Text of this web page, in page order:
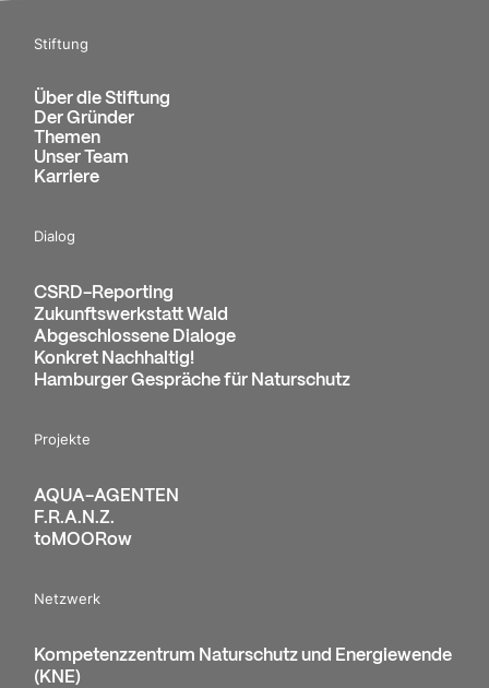
Stiftung
Über die Stiftung
Der Gründer
Themen
Unser Team
Karriere
Dialog
CSRD-Reporting
Zukunftswerkstatt Wald
Abgeschlossene Dialoge
Konkret Nachhaltig!
Hamburger Gespräche für Naturschutz
Projekte
AQUA-AGENTEN
F.R.A.N.Z.
toMOORow
Netzwerk
Kompetenzzentrum Naturschutz und Energiewende
(KNE)